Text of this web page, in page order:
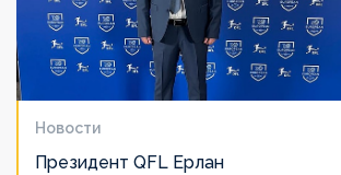
Новости
Президент QFL Ерлан